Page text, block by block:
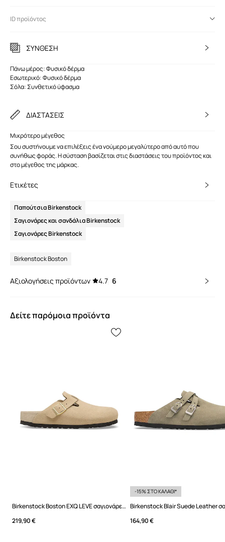
ID προϊόντος
ΣΥΝΘΕΣΗ
Πάνω μέρος: Φυσικό δέρμα
Εσωτερικό: Φυσικό δέρμα
Σόλα: Συνθετικό ύφασμα
ΔΙΑΣΤΑΣΕΙΣ
Μικρότερο μέγεθος
Σου συστήνουμε να επιλέξεις ένα νούμερο μεγαλύτερο από αυτό που
συνήθως φοράς. Η σύσταση βασίζεται στις διαστάσεις του προϊόντος και
στο μέγεθος της μάρκας.
Ετικέτες
Παπούτσια Birkenstock
Σαγιονάρες και σανδάλια Birkenstock
Σαγιονάρες Birkenstock
Birkenstock Boston
Αξιολογήσεις προϊόντων 4.7 6
Δείτε παρόμοια προϊόντα
Birkenstock Boston EXQ LEVE σαγιονάρες Μουλάρια Γυναικεία σουέτ
219,90 €
-15% ΣΤΟ ΚΑΛΑΘΙ*
164,90 €